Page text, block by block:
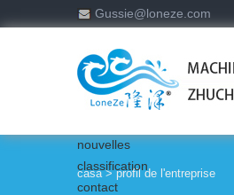
Gussie@loneze.com
nouvelles
classification
contact
casa> profil de l'entreprise